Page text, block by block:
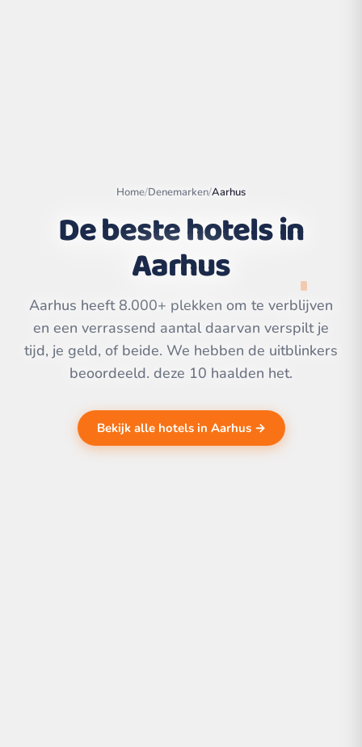
Leaflet|©
OpenStreetMap
contributors | ©
Home/Denemarken/Aarhus
De beste hotels in
Aarhus
Aarhus heeft 8.000+ plekken om te verblijven
en een verrassend aantal daarvan verspilt je
tijd, je geld, of beide. We hebben de uitblinkers
beoordeeld. deze 10 haalden het.
Bekijk alle hotels in Aarhus →